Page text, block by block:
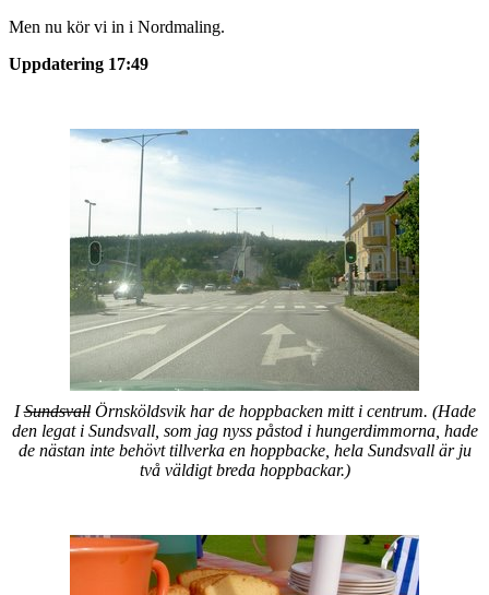
Men nu kör vi in i Nordmaling.
Uppdatering 17:49
ISundsvallÖrnsköldsvik har de hoppbacken mitt i centrum. (Hade
den legat i Sundsvall, som jag nyss påstod i hungerdimmorna, hade
de nästan inte behövt tillverka en hoppbacke, hela Sundsvall är ju
två väldigt breda hoppbackar.)